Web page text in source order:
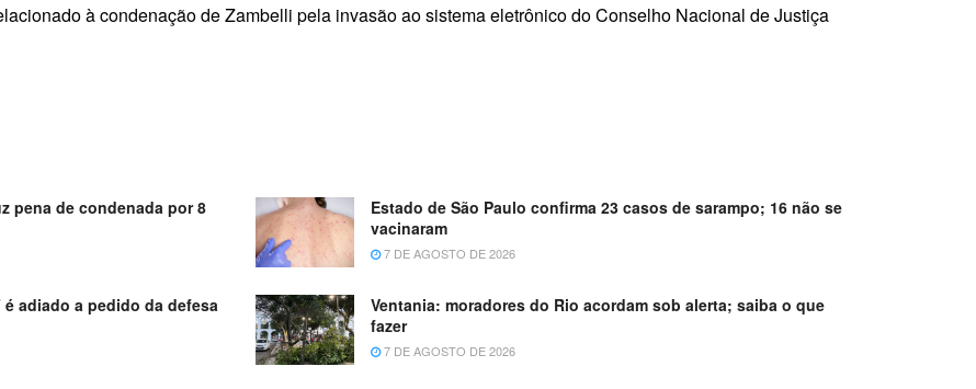
à condenação de Zambelli pela invasão ao sistema eletrônico do Conselho Nacional de Justiça
pena de condenada por 8
Estado de São Paulo confirma 23 casos de sarampo; 16 não se
vacinaram
7 DE AGOSTO DE 2026
adiado a pedido da defesa
Ventania: moradores do Rio acordam sob alerta; saiba o que
fazer
7 DE AGOSTO DE 2026